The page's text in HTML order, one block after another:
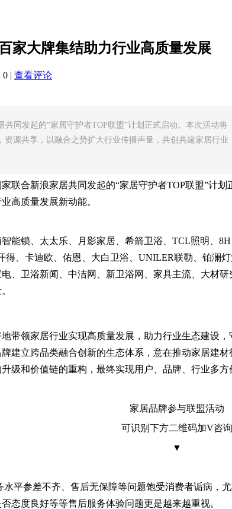
家大牌集结助力行业高质量发展
0 | 查看评论
同发起的“家居守护者TOP联盟”计划正式启动。本次活动将
源共享，以融合之势扩大行业传播声量，共创共建家居行业
联合新浪家居共同发起的“家居守护者TOP联盟”计
高质量发展新动能。
能锁、太太乐、月影家居、希箭卫浴、TCL照明、
得、卡迪欧、佑恩、大白卫浴、UNILER联勒、铂
、卫浴新闻、中洁网、新卫浴网、家具主流、大材
带领家居行业实现高质量发展，助力行业生态建设
建立跨品类融合创新的生态体系，意在推动家居建
级和价值链的重构，最终实现用户、品牌、行业多方
家居品牌参与联盟活动
可识别下方二维码加V咨询
▼
平参差不齐、售后无保障等问题饱受消费者诟病，
态度良好等等售后服务体验问题更是越来越重视。